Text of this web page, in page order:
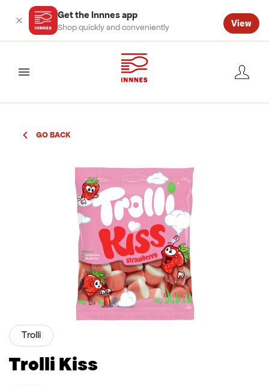
Get the Innnes app
Shop quickly and conveniently View
valmynd
GO BACK
Trolli
Trolli Kiss